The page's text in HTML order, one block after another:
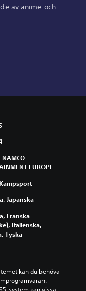
av anime och
EUROPE
Japanska
Franska
Italienska,
Tyska
kan du behöva